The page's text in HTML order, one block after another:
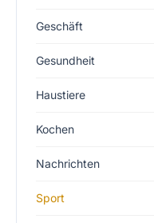
Geschäft
Gesundheit
Haustiere
Kochen
Nachrichten
Sport